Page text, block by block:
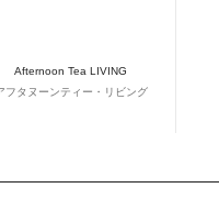
Afternoon Tea LIVING
フタヌーンティー・リビング